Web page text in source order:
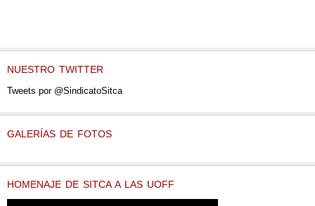
NUESTRO TWITTER
Tweets por @SindicatoSitca
GALERÍAS DE FOTOS